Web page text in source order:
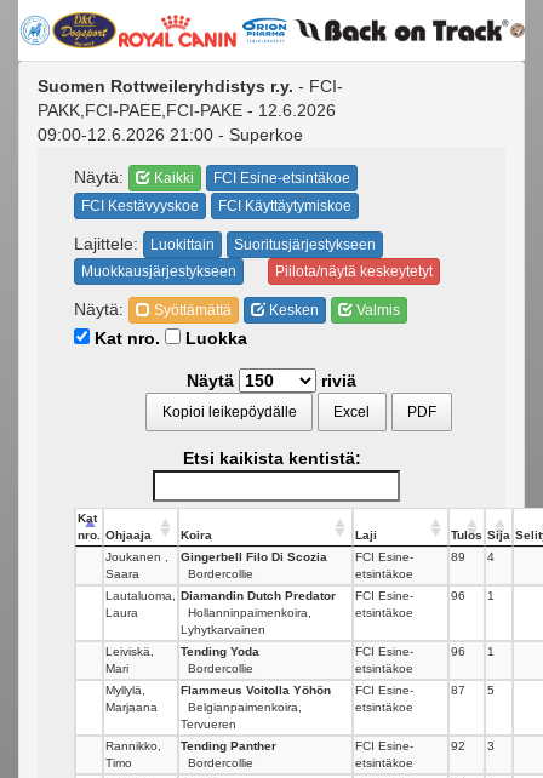
Suomen Rottweileryhdistys r.y. - FCI-
PAKK,FCI-PAEE,FCI-PAKE - 12.6.2026
09:00-12.6.2026 21:00 - Superkoe
Näytä: Kaikki
FCI Esine-etsintäkoe
FCI Kestävyyskoe
FCI Käyttäytymiskoe
Lajittele: Luokittain
Suoritusjärjestykseen
Muokkausjärjestykseen
Piilota/näytä keskeytetyt
Näytä: Syöttämättä Kesken Valmis
Kat nro. Luokka
Näytä riviä
Kopioi leikepöydälle Excel PDF
Etsi kaikista kentistä:
Kat
nro.
Ohjaaja Koira Laji Tulos Sija
Joukanen ,
Saara
Gingerbell Filo Di Scozia
Bordercollie
FCI Esine-
etsintäkoe
89 4
Lautaluoma,
Laura
Diamandin Dutch Predator
Hollanninpaimenkoira,
Lyhytkarvainen
FCI Esine-
etsintäkoe
96 1
Leiviskä,
Mari
Tending Yoda
Bordercollie
FCI Esine-
etsintäkoe
96 1
Myllylä,
Marjaana
Flammeus Voitolla Yöhön
Belgianpaimenkoira,
Tervueren
FCI Esine-
etsintäkoe
87 5
Rannikko,
Timo
Tending Panther
Bordercollie
FCI Esine-
etsintäkoe
92 3